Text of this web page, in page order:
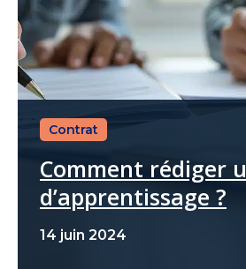
Contrat
Comment rédiger
d’apprentissage ?
14 juin 2024